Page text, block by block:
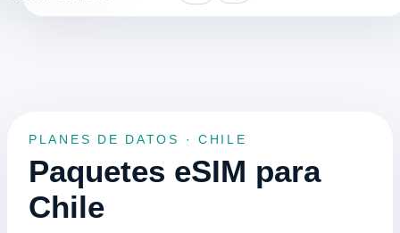
PLANES DE DATOS · CHILE
Paquetes eSIM para
Chile